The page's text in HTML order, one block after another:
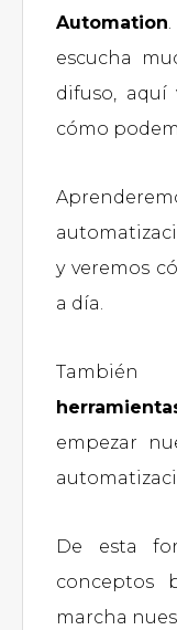
Automation
escucha
difuso, aquí
cómo
y veremos
a día.
También
empezar
De esta
conceptos
marcha